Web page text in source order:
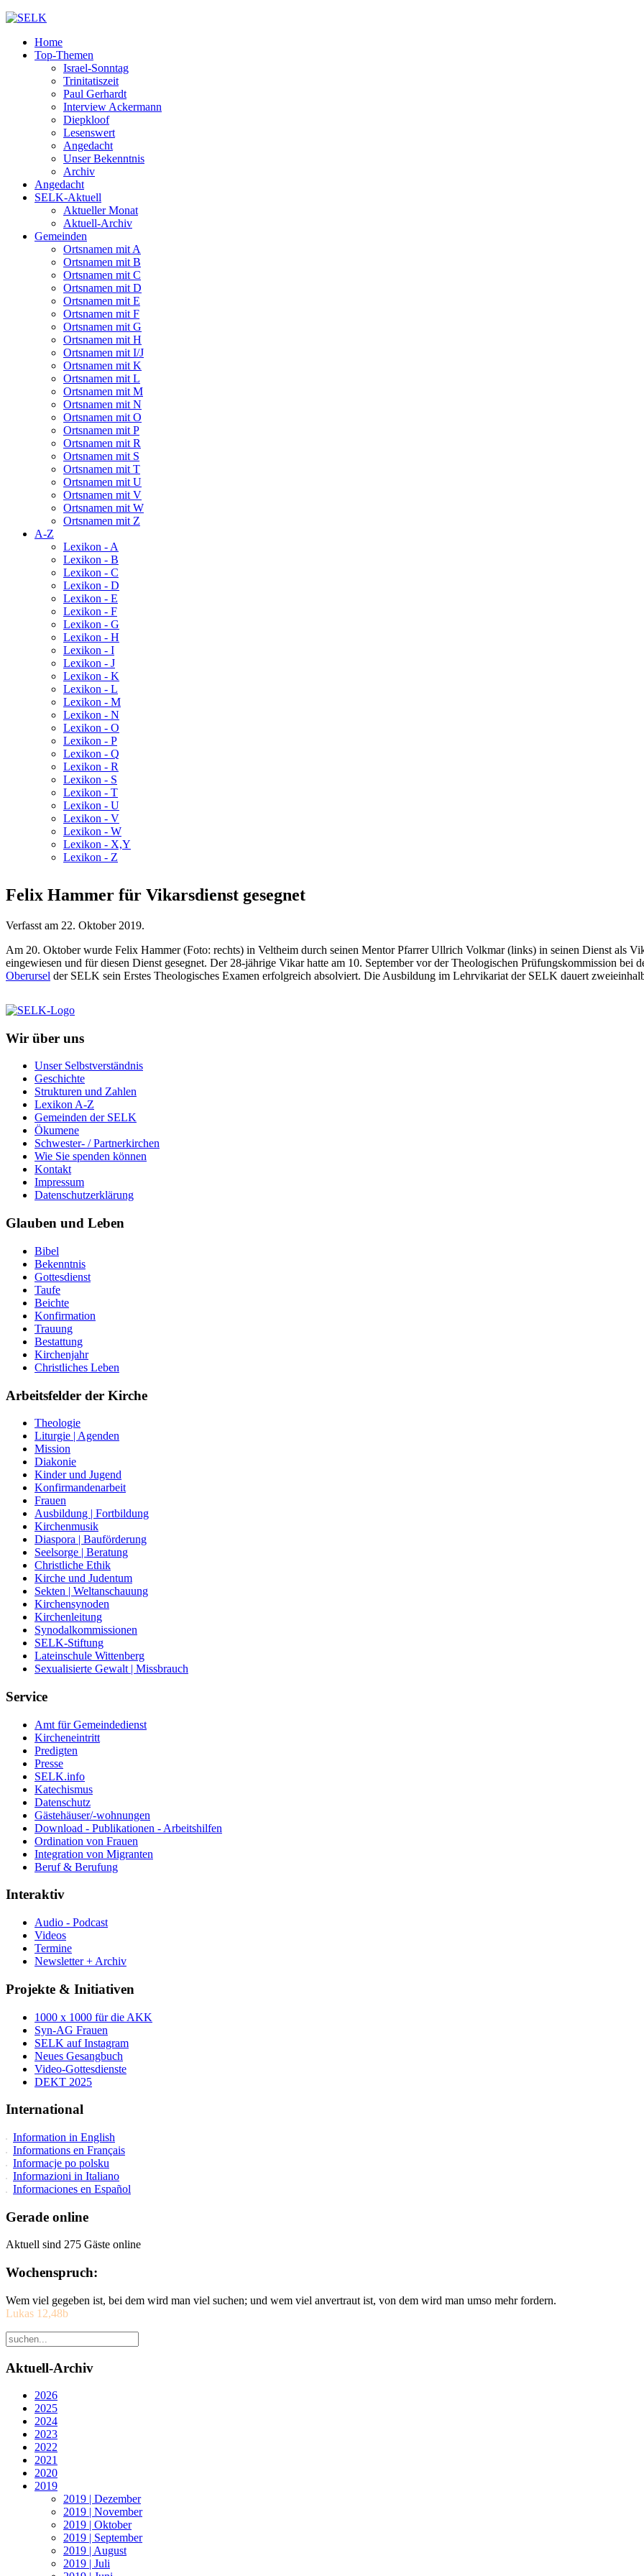
Home
Top-Themen
Israel-Sonntag
Trinitatiszeit
Paul Gerhardt
Interview Ackermann
Diepkloof
Lesenswert
Angedacht
Unser Bekenntnis
Archiv
Angedacht
SELK-Aktuell
Aktueller Monat
Aktuell-Archiv
Gemeinden
Ortsnamen mit A
Ortsnamen mit B
Ortsnamen mit C
Ortsnamen mit D
Ortsnamen mit E
Ortsnamen mit F
Ortsnamen mit G
Ortsnamen mit H
Ortsnamen mit I/J
Ortsnamen mit K
Ortsnamen mit L
Ortsnamen mit M
Ortsnamen mit N
Ortsnamen mit O
Ortsnamen mit P
Ortsnamen mit R
Ortsnamen mit S
Ortsnamen mit T
Ortsnamen mit U
Ortsnamen mit V
Ortsnamen mit W
Ortsnamen mit Z
A-Z
Lexikon - A
Lexikon - B
Lexikon - C
Lexikon - D
Lexikon - E
Lexikon - F
Lexikon - G
Lexikon - H
Lexikon - I
Lexikon - J
Lexikon - K
Lexikon - L
Lexikon - M
Lexikon - N
Lexikon - O
Lexikon - P
Lexikon - Q
Lexikon - R
Lexikon - S
Lexikon - T
Lexikon - U
Lexikon - V
Lexikon - W
Lexikon - X,Y
Lexikon - Z
Felix Hammer für Vikarsdienst gesegnet
Verfasst am 22. Oktober 2019.
Am 20. Oktober wurde Felix Hammer (Foto: rechts) in Veltheim durch seinen Mentor Pfarrer Ullrich Volkmar (links) in seinen Dienst als
eingewiesen und für diesen Dienst gesegnet. Der 28-jährige Vikar hatte am 10. September vor der Theologischen Prüfungskommission bei
Oberursel der SELK sein Erstes Theologisches Examen erfolgreich absolviert. Die Ausbildung im Lehrvikariat der SELK dauert
Wir über uns
Unser Selbstverständnis
Geschichte
Strukturen und Zahlen
Lexikon A-Z
Gemeinden der SELK
Ökumene
Schwester- / Partnerkirchen
Wie Sie spenden können
Kontakt
Impressum
Datenschutzerklärung
Glauben und Leben
Bibel
Bekenntnis
Gottesdienst
Taufe
Beichte
Konfirmation
Trauung
Bestattung
Kirchenjahr
Christliches Leben
Arbeitsfelder der Kirche
Theologie
Liturgie | Agenden
Mission
Diakonie
Kinder und Jugend
Konfirmandenarbeit
Frauen
Ausbildung | Fortbildung
Kirchenmusik
Diaspora | Bauförderung
Seelsorge | Beratung
Christliche Ethik
Kirche und Judentum
Sekten | Weltanschauung
Kirchensynoden
Kirchenleitung
Synodalkommissionen
SELK-Stiftung
Lateinschule Wittenberg
Sexualisierte Gewalt | Missbrauch
Service
Amt für Gemeindedienst
Kircheneintritt
Predigten
Presse
SELK.info
Katechismus
Datenschutz
Gästehäuser/-wohnungen
Download - Publikationen - Arbeitshilfen
Ordination von Frauen
Integration von Migranten
Beruf & Berufung
Interaktiv
Audio - Podcast
Videos
Termine
Newsletter + Archiv
Projekte & Initiativen
1000 x 1000 für die AKK
Syn-AG Frauen
SELK auf Instagram
Neues Gesangbuch
Video-Gottesdienste
DEKT 2025
International
Information in English
Informations en Français
Informacje po polsku
Informazioni in Italiano
Informaciones en Español
Gerade online
Aktuell sind 275 Gäste online
Wochenspruch:
Wem viel gegeben ist, bei dem wird man viel suchen; und wem viel anvertraut ist, von dem wird man umso mehr fordern.
Lukas 12,48b
Aktuell-Archiv
2026
2025
2024
2023
2022
2021
2020
2019
2019 | Dezember
2019 | November
2019 | Oktober
2019 | September
2019 | August
2019 | Juli